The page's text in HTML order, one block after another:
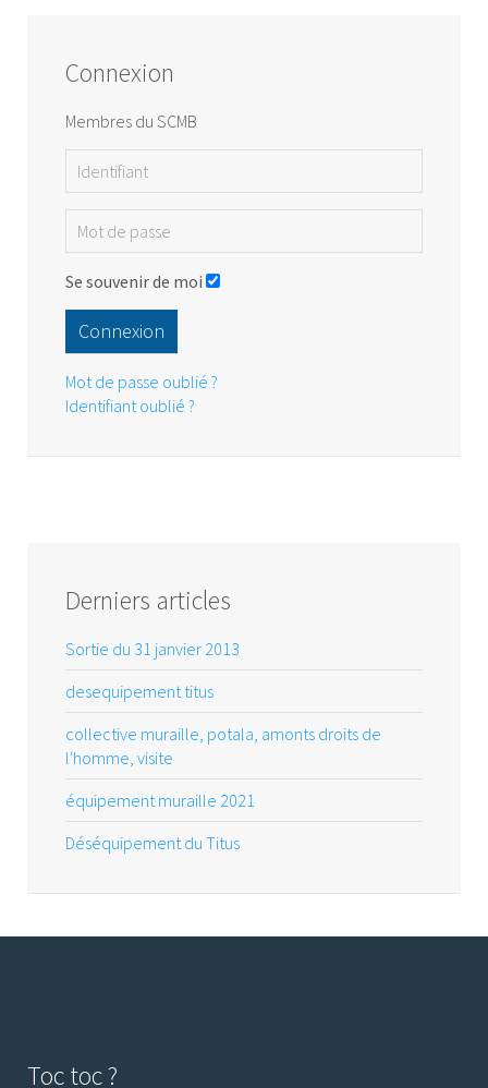
Connexion
Membres du SCMB
Se souvenir de moi
Connexion
Mot de passe oublié ?
Identifiant oublié ?
Derniers articles
Sortie du 31 janvier 2013
desequipement titus
collective muraille, potala, amonts droits de
l'homme, visite
équipement muraille 2021
Déséquipement du Titus
Toc toc ?